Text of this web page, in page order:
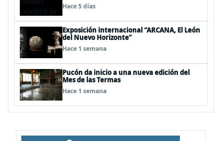
Hace 5 días
Exposición internacional “ARCANA, El León
del Nuevo Horizonte”
Hace 1 semana
Pucón da inicio a una nueva edición del
Mes de las Termas
Hace 1 semana